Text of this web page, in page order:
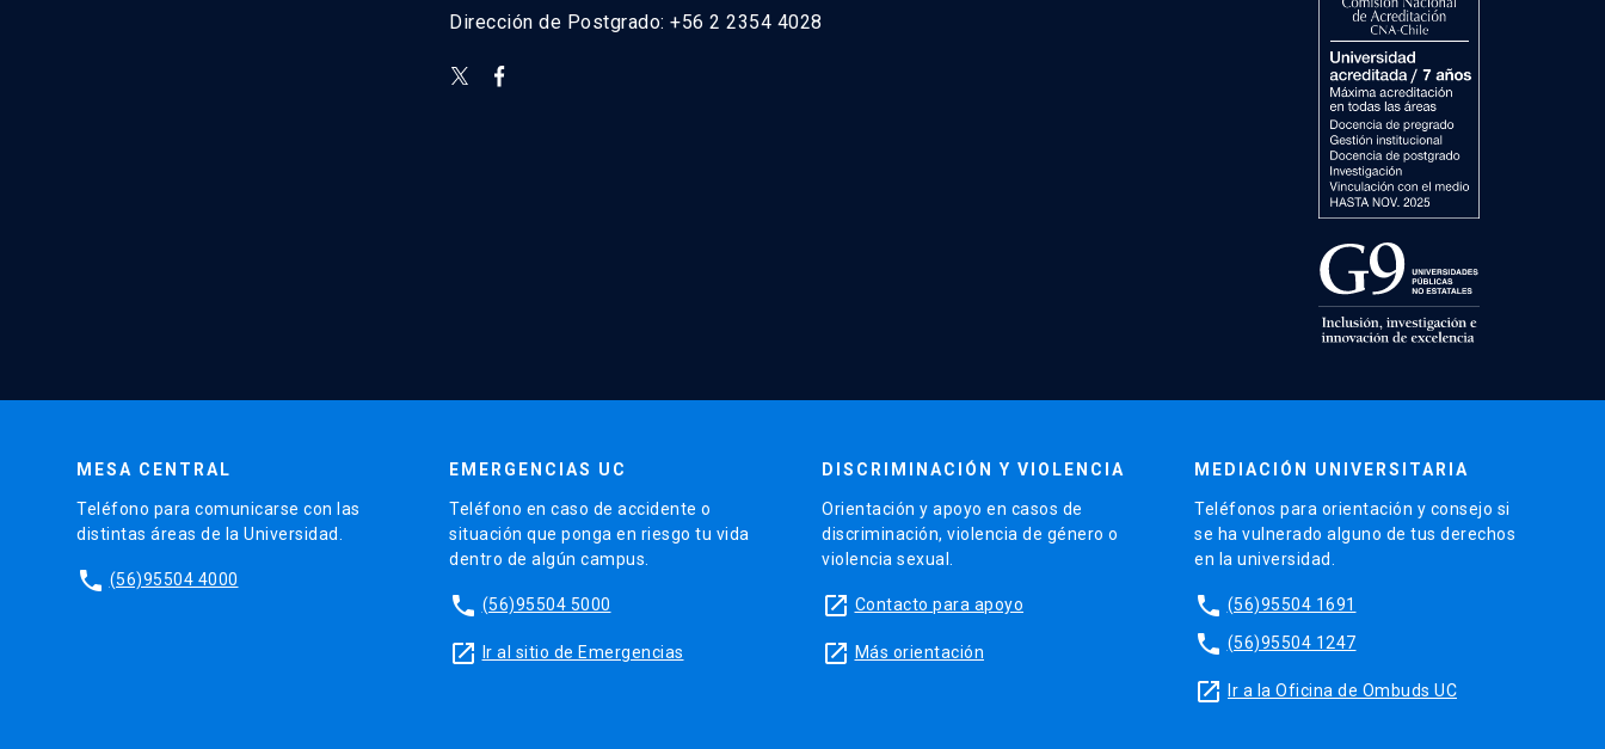
Dirección de Postgrado: +56 2 2354 4028
MESA CENTRAL
Teléfono para comunicarse con las
distintas áreas de la Universidad.
phone (56)95504 4000
EMERGENCIAS UC
Teléfono en caso de accidente o
situación que ponga en riesgo tu vida
dentro de algún campus.
phone (56)95504 5000
launch Ir al sitio de Emergencias
DISCRIMINACIÓN Y VIOLENCIA
Orientación y apoyo en casos de
discriminación, violencia de género o
violencia sexual.
launch Contacto para apoyo
launch Más orientación
MEDIACIÓN UNIVERSITARIA
Teléfonos para orientación y consejo si
se ha vulnerado alguno de tus derechos
en la universidad.
phone (56)95504 1691
phone (56)95504 1247
launch Ir a la Oficina de Ombuds UC